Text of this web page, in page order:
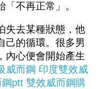
不再正常」。
失去某種狀態，他
己的循環。很多男
內心便會開始產生
威而鋼 印度雙效威
鋼ptt 雙效威而鋼購